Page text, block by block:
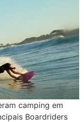
camping em
Boardriders